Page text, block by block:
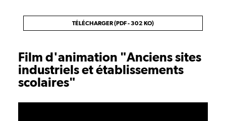
TÉLÉCHARGER (PDF - 302 KO)
Film d'animation "Anciens sites
industriels et établissements
scolaires"